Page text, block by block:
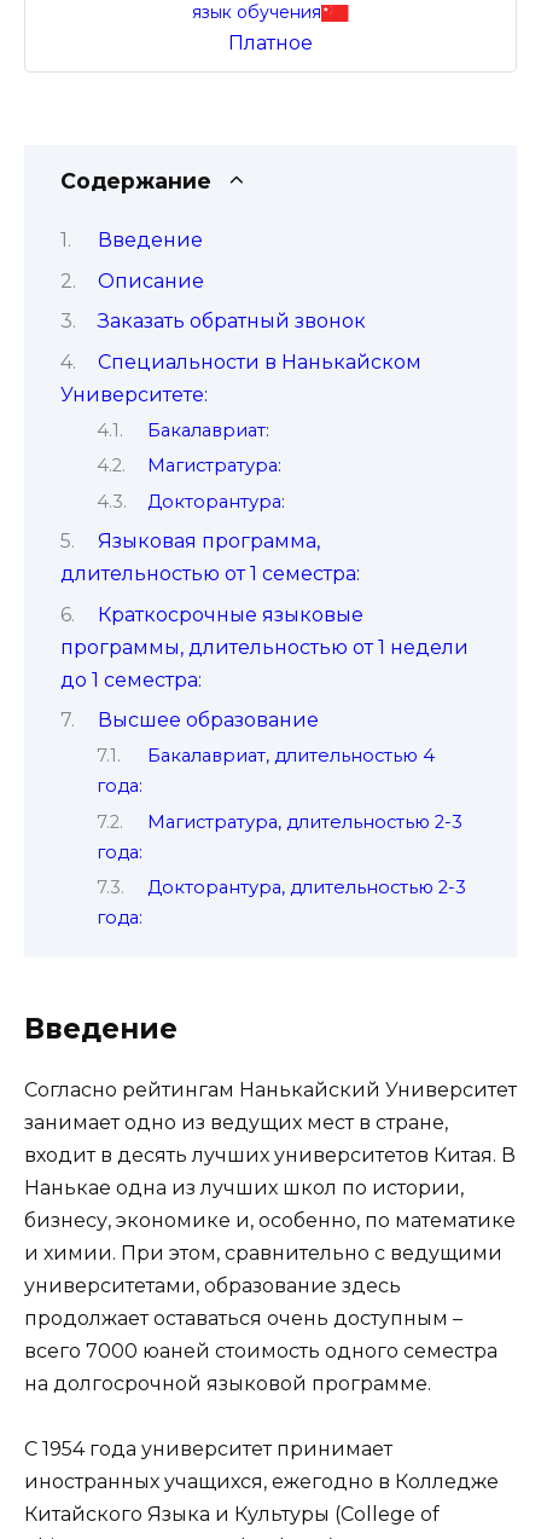
язык обучения
Платное
Содержание
Введение
Описание
Заказать обратный звонок
Специальности в Нанькайском
Университете:
Бакалавриат:
Магистратура:
Докторантура:
Языковая программа,
длительностью от 1 семестра:
Краткосрочные языковые
программы, длительностью от 1 недели
до 1 семестра:
Высшее образование
Бакалавриат, длительностью 4
года:
Магистратура, длительностью 2-3
года:
Докторантура, длительностью 2-3
года:
Введение
Согласно рейтингам Нанькайский Университет
занимает одно из ведущих мест в стране,
входит в десять лучших университетов Китая. В
Нанькае одна из лучших школ по истории,
бизнесу, экономике и, особенно, по математике
и химии. При этом, сравнительно с ведущими
университетами, образование здесь
продолжает оставаться очень доступным –
всего 7000 юаней стоимость одного семестра
на долгосрочной языковой программе.
С 1954 года университет принимает
иностранных учащихся, ежегодно в Колледже
Китайского Языка и Культуры (College of